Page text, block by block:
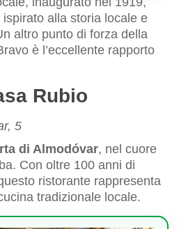
alla storia locale e
altro punto di forza della
è l’eccellente rapporto
Rubio
5
di Almodóvar, nel cuore
Con oltre 100 anni di
ristorante rappresenta
tradizionale locale.